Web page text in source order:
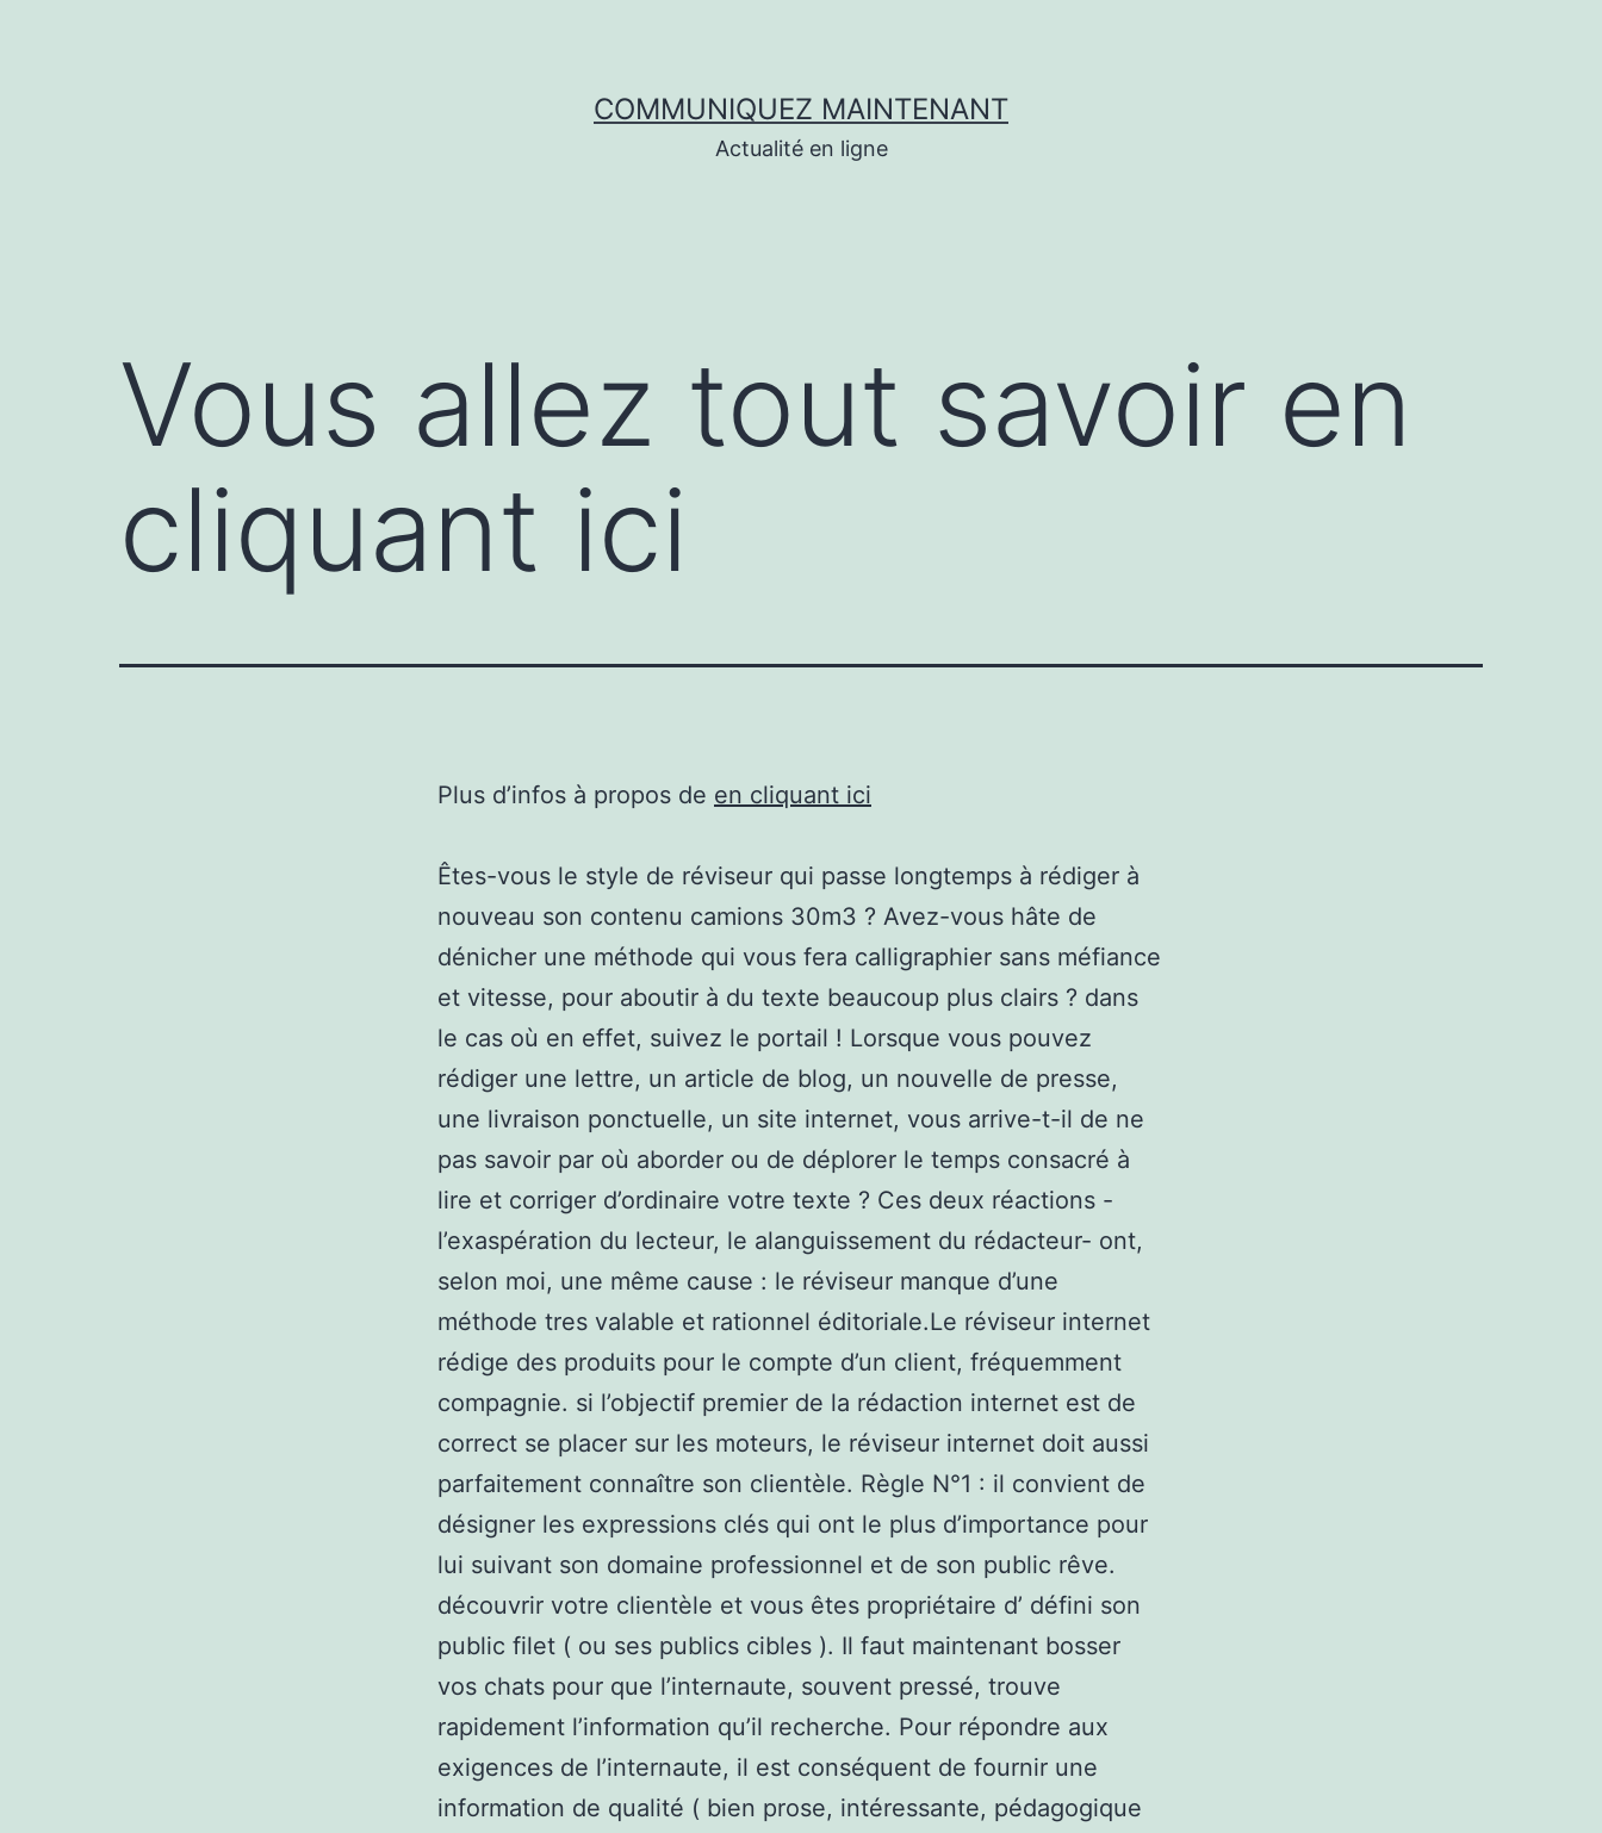
COMMUNIQUEZ MAINTENANT
Actualité en ligne
Vous allez tout savoir en
cliquant ici
Plus d’infos à propos de en cliquant ici
Êtes-vous le style de réviseur qui passe longtemps à rédiger à
nouveau son contenu camions 30m3 ? Avez-vous hâte de
dénicher une méthode qui vous fera calligraphier sans méfiance
et vitesse, pour aboutir à du texte beaucoup plus clairs ? dans
le cas où en effet, suivez le portail ! Lorsque vous pouvez
rédiger une lettre, un article de blog, un nouvelle de presse,
une livraison ponctuelle, un site internet, vous arrive-t-il de ne
pas savoir par où aborder ou de déplorer le temps consacré à
lire et corriger d’ordinaire votre texte ? Ces deux réactions -
l’exaspération du lecteur, le alanguissement du rédacteur- ont,
selon moi, une même cause : le réviseur manque d’une
méthode tres valable et rationnel éditoriale.Le réviseur internet
rédige des produits pour le compte d’un client, fréquemment
compagnie. si l’objectif premier de la rédaction internet est de
correct se placer sur les moteurs, le réviseur internet doit aussi
parfaitement connaître son clientèle. Règle N°1 : il convient de
désigner les expressions clés qui ont le plus d’importance pour
lui suivant son domaine professionnel et de son public rêve.
découvrir votre clientèle et vous êtes propriétaire d’ défini son
public filet ( ou ses publics cibles ). Il faut maintenant bosser
vos chats pour que l’internaute, souvent pressé, trouve
rapidement l’information qu’il recherche. Pour répondre aux
exigences de l’internaute, il est conséquent de fournir une
information de qualité ( bien prose, intéressante, pédagogique